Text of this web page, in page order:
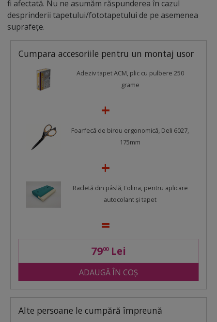
fi afectată. Nu ne asumăm răspunderea în cazul
desprinderii tapetului/fototapetului de pe asemenea
suprafețe.
Cumpara accesoriile pentru un montaj usor
Adeziv tapet ACM, plic cu pulbere 250
grame
Foarfecă de birou ergonomică, Deli 6027,
175mm
Racletă din pâslă, Folina, pentru aplicare
autocolant şi tapet
7900Lei
ADAUGĂ ÎN COȘ
Alte persoane le cumpără împreună